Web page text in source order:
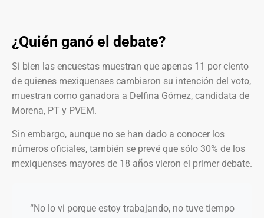
¿Quién ganó el debate?
Si bien las encuestas muestran que apenas 11 por ciento
de quienes mexiquenses cambiaron su intención del voto,
muestran como ganadora a Delfina Gómez, candidata de
Morena, PT y PVEM.
Sin embargo, aunque no se han dado a conocer los
números oficiales, también se prevé que sólo 30% de los
mexiquenses mayores de 18 años vieron el primer debate.
“No lo vi porque estoy trabajando, no tuve tiempo